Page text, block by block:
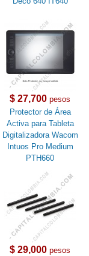
$ 27,700 pesos
Protector de Área
Activa para Tableta
Digitalizadora Wacom
Intuos Pro Medium
PTH660
$ 29,000 pesos